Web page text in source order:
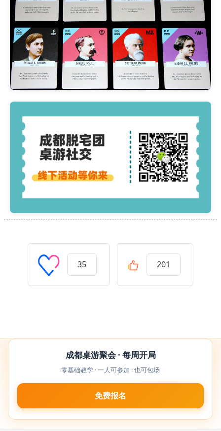
35 201
成都桌游聚会 · 每周开局
零基础教学 · 一人可参加 · 也可包场
免费报名